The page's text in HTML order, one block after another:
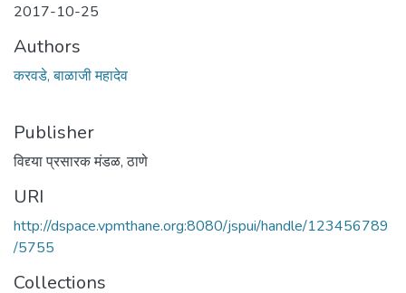
2017-10-25
Authors
करवडे, बाळाजी महादेव
Publisher
विद्द्या प्रसारक मंडळ, ठाणे
URI
http://dspace.vpmthane.org:8080/jspui/handle/123456789
/5755
Collections